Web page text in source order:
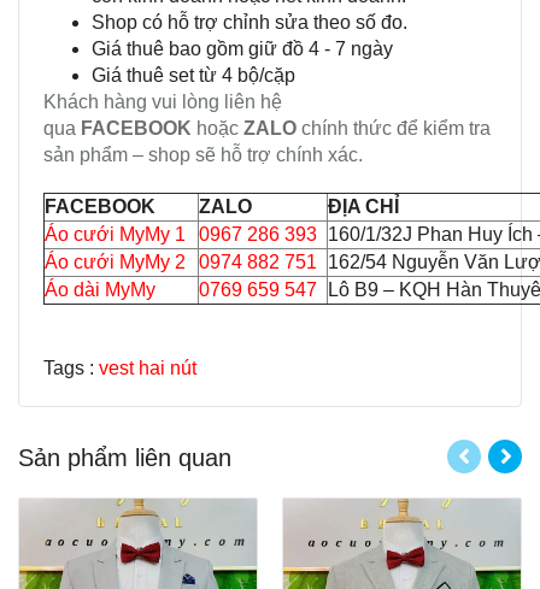
Shop có hỗ trợ chỉnh sửa theo số đo.
Giá thuê bao gồm giữ đồ 4 - 7 ngày
Giá thuê set từ 4 bộ/cặp
Khách hàng vui lòng liên hệ
qua FACEBOOK hoặc ZALO chính thức để kiểm tra
sản phẩm – shop sẽ hỗ trợ chính xác.
FACEBOOK ZALO
ĐỊA CHỈ
Áo cưới MyMy 1
0967 286 393 160/1/32J Phan Huy
Áo cưới MyMy 2
0974 882 751
162/54 Nguyễn Văn
Áo dài MyMy
0769 659 547 Lô B9 – KQH Hàn
Tags : vest hai nút
Sản phẩm liên quan